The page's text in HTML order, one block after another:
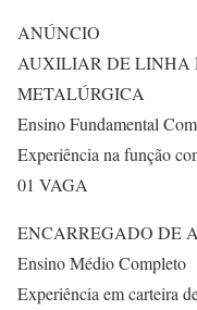
ANÚNCIO
AUXILIAR DE LINHA
METALÚRGICA
Ensino Fundamental
Experiência na função
01 VAGA
ENCARREGADO DE
Ensino Médio Completo
Experiência em carteira